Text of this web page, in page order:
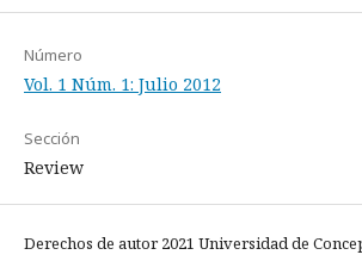
Número
Vol. 1 Núm. 1: Julio 2012
Sección
Review
Derechos de autor 2021 Universidad de